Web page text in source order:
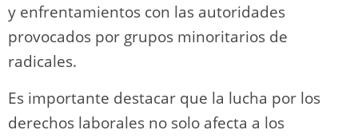
y enfrentamientos con las autoridades
provocados por grupos minoritarios de
radicales.
Es importante destacar que la lucha por los
derechos laborales no solo afecta a los